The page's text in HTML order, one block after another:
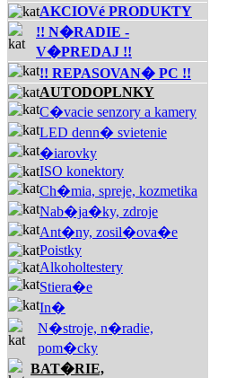
AKCIOVé PRODUKTY
!! N�RADIE -
V�PREDAJ !!
!! REPASOVAN� PC !!
AUTODOPLNKY
C�vacie senzory a kamery
LED denn� svietenie
�iarovky
ISO konektory
Ch�mia, spreje, kozmetika
Nab�ja�ky, zdroje
Ant�ny, zosil�ova�e
Poistky
Alkoholtestery
Stiera�e
In�
N�stroje, n�radie,
pom�cky
BAT�RIE,